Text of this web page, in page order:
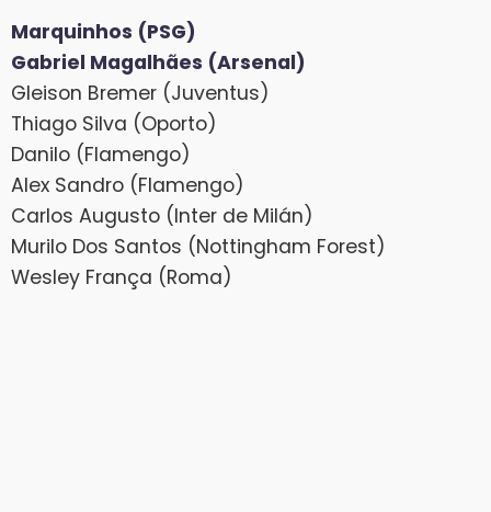
Marquinhos (PSG)
Gabriel Magalhães (Arsenal)
Gleison Bremer (Juventus)
Thiago Silva (Oporto)
Danilo (Flamengo)
Alex Sandro (Flamengo)
Carlos Augusto (Inter de Milán)
Murilo Dos Santos (Nottingham Forest)
Wesley França (Roma)